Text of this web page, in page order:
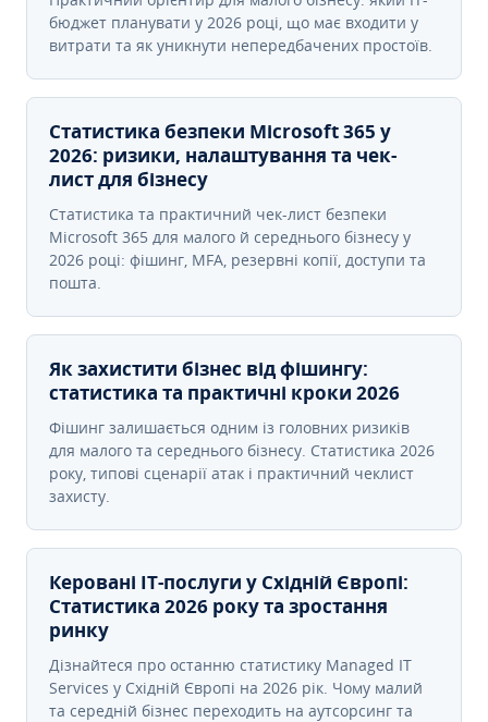
бюджет планувати у 2026 році, що має входити у
витрати та як уникнути непередбачених простоїв.
Статистика безпеки Microsoft 365 у
2026: ризики, налаштування та чек-
лист для бізнесу
Статистика та практичний чек-лист безпеки
Microsoft 365 для малого й середнього бізнесу у
2026 році: фішинг, MFA, резервні копії, доступи та
пошта.
Як захистити бізнес від фішингу:
статистика та практичні кроки 2026
Фішинг залишається одним із головних ризиків
для малого та середнього бізнесу. Статистика 2026
року, типові сценарії атак і практичний чеклист
захисту.
Керовані ІТ-послуги у Східній Європі:
Статистика 2026 року та зростання
ринку
Дізнайтеся про останню статистику Managed IT
Services у Східній Європі на 2026 рік. Чому малий
та середній бізнес переходить на аутсорсинг та